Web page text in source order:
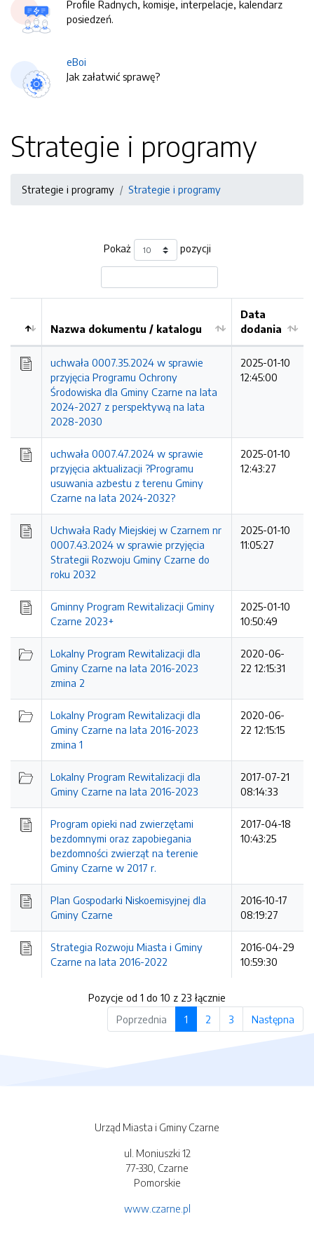
Profile Radnych, komisje, interpelacje, kalendarz
posiedzeń.
eBoi
Jak załatwić sprawę?
Strategie i programy
Strategie i programy Strategie i programy
Pokaż pozycji
Kolejność
Nazwa dokumentu / katalogu
Data
dodania
uchwała 0007.35.2024 w sprawie
przyjęcia Programu Ochrony
Środowiska dla Gminy Czarne na lata
2024-2027 z perspektywą na lata
2028-2030
2025-01-10
12:45:00
uchwała 0007.47.2024 w sprawie
przyjęcia aktualizacji ?Programu
usuwania azbestu z terenu Gminy
Czarne na lata 2024-2032?
2025-01-10
12:43:27
Uchwała Rady Miejskiej w Czarnem nr
0007.43.2024 w sprawie przyjęcia
Strategii Rozwoju Gminy Czarne do
roku 2032
2025-01-10
11:05:27
Gminny Program Rewitalizacji Gminy
Czarne 2023+
2025-01-10
10:50:49
Lokalny Program Rewitalizacji dla
Gminy Czarne na lata 2016-2023
zmina 2
2020-06-
22 12:15:31
Lokalny Program Rewitalizacji dla
Gminy Czarne na lata 2016-2023
zmina 1
2020-06-
22 12:15:15
Lokalny Program Rewitalizacji dla
Gminy Czarne na lata 2016-2023
2017-07-21
08:14:33
Program opieki nad zwierzętami
bezdomnymi oraz zapobiegania
bezdomności zwierząt na terenie
Gminy Czarne w 2017 r.
2017-04-18
10:43:25
Plan Gospodarki Niskoemisyjnej dla
Gminy Czarne
2016-10-17
08:19:27
Strategia Rozwoju Miasta i Gminy
Czarne na lata 2016-2022
2016-04-29
10:59:30
Pozycje od 1 do 10 z 23 łącznie
Poprzednia
1 2 3 Następna
Urząd Miasta i Gminy Czarne
ul. Moniuszki 12
77-330, Czarne
Pomorskie
www.czarne.pl